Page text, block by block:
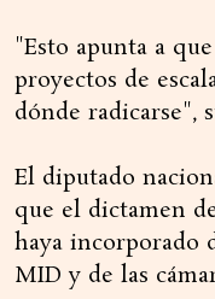
"Esto apunta a
proyectos de
dónde radicarse",
El diputado
que el dictamen
haya incorporado
MID y de las